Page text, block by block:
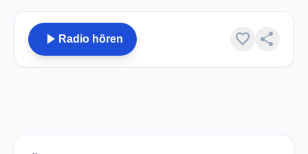
play_arrow Radio hören favorite share